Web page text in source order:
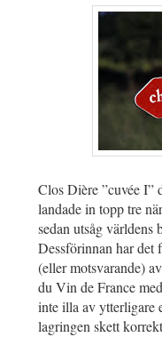
Clos Dière ”cuvée I”
landade in topp tre
sedan utsåg världens
Dessförinnan har det
(eller motsvarande)
du Vin de France
inte illa av ytterligare
lagringen skett